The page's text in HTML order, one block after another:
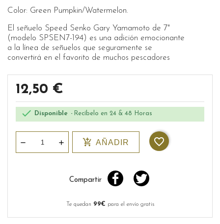
Color: Green Pumpkin/Watermelon.
El señuelo Speed Senko Gary Yamamoto de 7"
(modelo SPSEN7-194) es una adición emocionante
a la línea de señuelos que seguramente se
convertirá en el favorito de muchos pescadores
12,50 €
 Disponible Recíbelo en 24 & 48 Horas
add_shopping_cart AÑADIR favorite_border
Compartir
Te quedan 99€ para el envío gratis